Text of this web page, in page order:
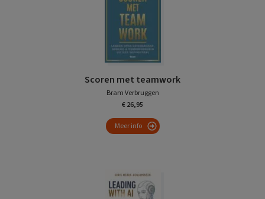
Scoren met teamwork
Bram Verbruggen
€ 26,95
Meer info